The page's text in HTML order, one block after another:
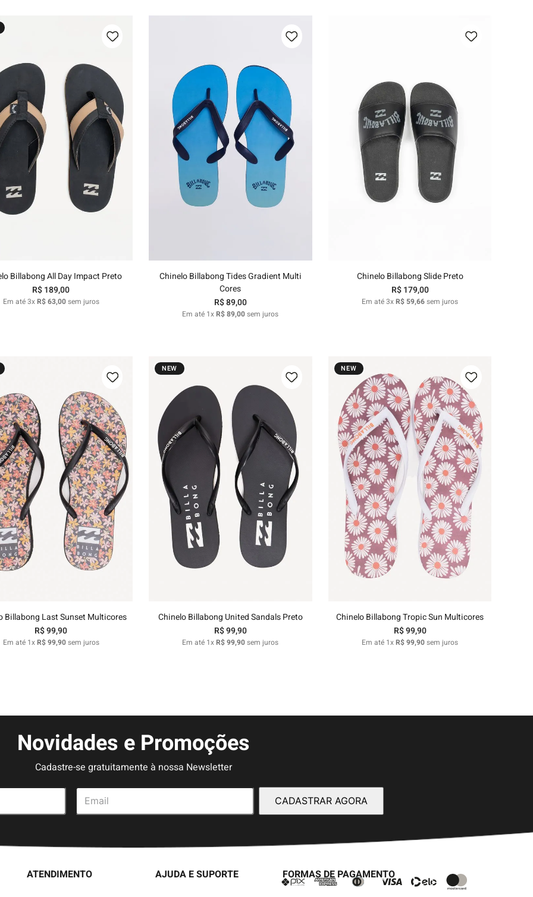
37/38
Billabong All Day Impact Preto
R$189,00
Em até3xR$63,00sem juros
Chinelo Billabong Tides Gradient Multi
Cores
R$89,00
Em até 1xR$89,00sem juros
Chinelo Billabong Slide Preto
R$ 179,00
Em até3xR$ 59,66sem juros
35/36 39/40
Billabong Last Sunset Multicores
R$99,90
Em até 1xR$99,90sem juros
NEW
37/38
Chinelo Billabong United Sandals Preto
R$99,90
Em até 1xR$99,90sem juros
NEW
35/36 37/38 39/40
Chinelo Billabong Tropic Sun Multicores
R$99,90
Em até 1xR$99,90sem juros
Novidades e Promoções
Cadastre-se gratuitamente à nossa Newsletter
CADASTRAR AGORA
ATENDIMENTO AJUDA E SUPORTE FORMAS DE PAGAMENTO